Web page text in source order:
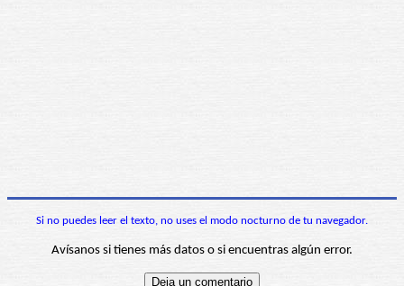
Si no puedes leer el texto, no uses el modo nocturno de tu navegador.
Avísanos si tienes más datos o si encuentras algún error.